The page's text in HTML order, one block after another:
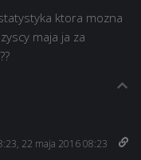
ktora mozna
maja ja za
22 maja 2016 08:23